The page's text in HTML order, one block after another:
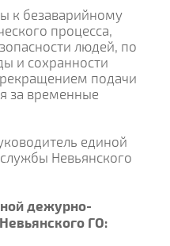
к безаварийному
процесса,
людей, по
и сохранности
подачи
за временные
единой
Невьянского
дежурно-
ГО: